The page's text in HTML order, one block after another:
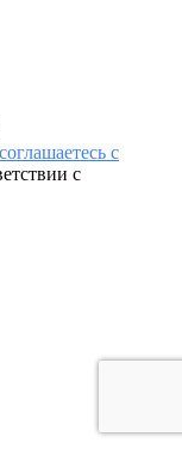
соглашаетесь с
с